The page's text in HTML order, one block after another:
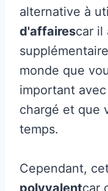
alternative à
d'affairescar il
monde que
important
chargé et que
temps.
Cependant,
polyvalentcar